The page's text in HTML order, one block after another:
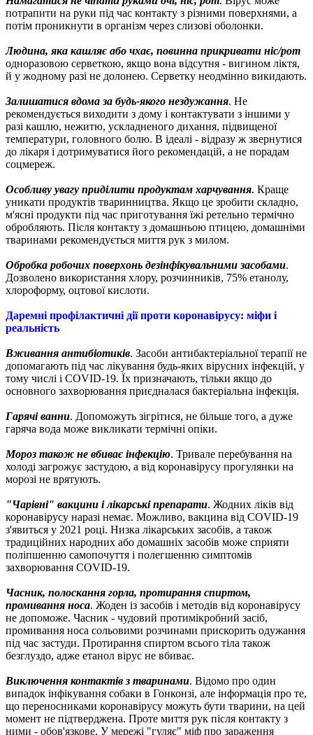
потрапити на руки під час контакту з різними поверхнями, а
потім проникнути в організм через слизові оболонки.
Людина, яка кашляє або чхає, повинна прикривати ніс/рот
одноразовою серветкою, якщо вона відсутня - вигином ліктя,
й у жодному разі не долонею. Серветку неодмінно викидають.
Залишатися вдома за будь-якого нездужання. Не
рекомендується виходити з дому і контактувати з іншими у
разі кашлю, нежитю, ускладненого дихання, підвищеної
температури, головного болю. В ідеалі - відразу ж звернутися
до лікаря і дотримуватися його рекомендацій, а не порадам
соцмереж.
Особливу увагу приділити продуктам харчування. Краще
уникати продуктів тваринництва. Якщо це зробити складно,
м'ясні продукти під час приготування їжі ретельно термічно
обробляють. Після контакту з домашньою птицею, домашніми
тваринами рекомендується миття рук з милом.
Обробка робочих поверхонь дезінфікувальними засобами.
Дозволено використання хлору, розчинників, 75% етанолу,
хлороформу, оцтової кислоти.
Даремні профілактичні дії проти коронавірусу: міфи і
реальність
Вживання антибіотиків. Засоби антибактеріальної терапії не
допомагають під час лікування будь-яких вірусних інфекцій, у
тому числі і COVID-19. Їх призначають, тільки якщо до
основного захворювання приєдналася бактеріальна інфекція.
Гарячі ванни. Допоможуть зігрітися, не більше того, а дуже
гаряча вода може викликати термічні опіки.
Мороз також не вбиває інфекцію. Тривале перебування на
холоді загрожує застудою, а від коронавірусу прогулянки на
морозі не врятують.
"Чарівні" вакцини і лікарські препарати. Жодних ліків від
коронавірусу наразі немає. Можливо, вакцина від COVID-19
з'явиться у 2021 році. Низка лікарських засобів, а також
традиційних народних або домашніх засобів може сприяти
поліпшенню самопочуття і полегшенню симптомів
захворювання COVID-19.
Часник, полоскання горла, протирання спиртом,
промивання носа. Жоден із засобів і методів від коронавірусу
не допоможе. Часник - чудовий протимікробний засіб,
промивання носа сольовими розчинами прискорить одужання
під час застуди. Протирання спиртом всього тіла також
безглуздо, адже етанол вірус не вбиває.
Виключення контактів з тваринами. Відомо про один
випадок інфікування собаки в Гонконзі, але інформація про те,
що переносниками коронавірусу можуть бути тварини, на цей
момент не підтверджена. Проте миття рук після контакту з
ними - обов'язкове. У мережі "гуляє" міф про зараження